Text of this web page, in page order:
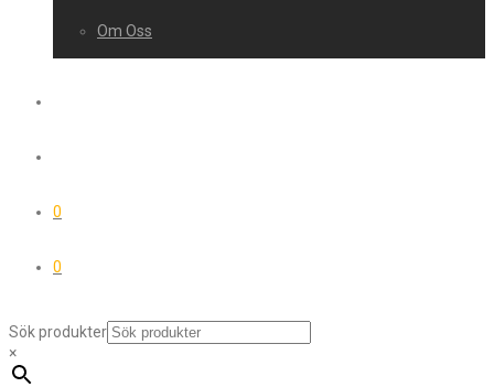
Om Oss
0
0
Sök produkter
×